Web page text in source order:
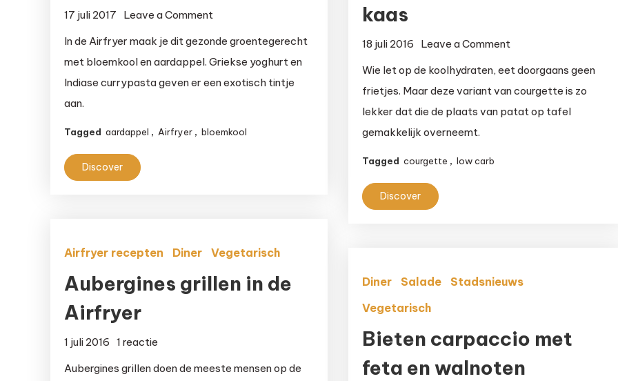
17 juli 2017 Leave a Comment
aardappelschotel
In de Airfryer maak je dit gezonde groentegerecht
met bloemkool en aardappel. Griekse yoghurt en
Indiase currypasta geven er een exotisch tintje
aan.
Tagged aardappel , Airfryer , bloemkool
Discover
kaas
18 juli 2016 Leave a Comment
recept:
courgette
Wie let op de koolhydraten, eet doorgaans geen
frietjes. Maar deze variant van courgette is zo
lekker dat die de plaats van patat op tafel
gemakkelijk overneemt.
Tagged courgette , low carb
Discover
Airfryer recepten Diner Vegetarisch
Aubergines grillen in de
Airfryer
1 juli 2016 1 reactie
Aubergines grillen doen de meeste mensen op de
Diner Salade
Stadsnieuws
Vegetarisch
Bieten carpaccio met
feta en walnoten